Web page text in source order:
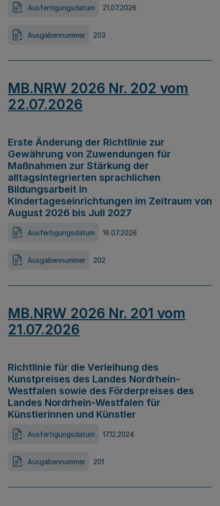
Ausfertigungsdatum 21.07.2026
Ausgabennummer 203
MB.NRW 2026 Nr. 202 vom
22.07.2026
Erste Änderung der Richtlinie zur
Gewährung von Zuwendungen für
Maßnahmen zur Stärkung der
alltagsintegrierten sprachlichen
Bildungsarbeit in
Kindertageseinrichtungen im Zeitraum von
August 2026 bis Juli 2027
Ausfertigungsdatum 16.07.2026
Ausgabennummer 202
MB.NRW 2026 Nr. 201 vom
21.07.2026
Richtlinie für die Verleihung des
Kunstpreises des Landes Nordrhein-
Westfalen sowie des Förderpreises des
Landes Nordrhein-Westfalen für
Künstlerinnen und Künstler
Ausfertigungsdatum 17.12.2024
Ausgabennummer 201